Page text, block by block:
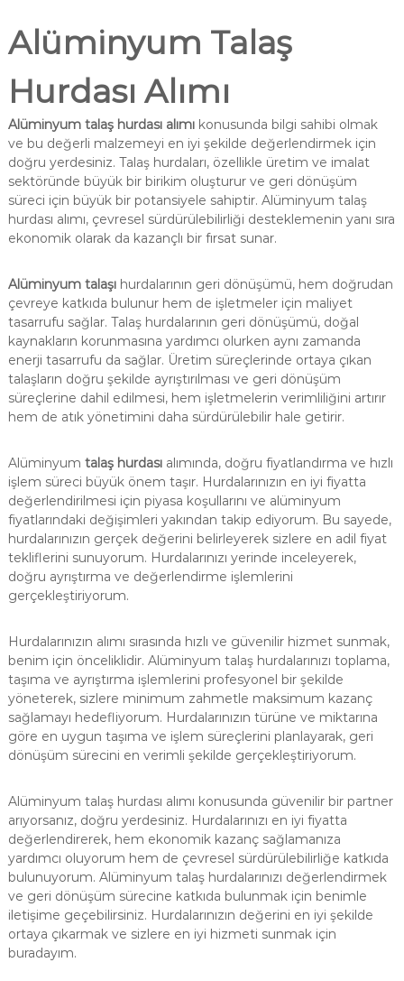
Alüminyum Talaş
Hurdası Alımı
Alüminyum talaş hurdası alımıkonusunda bilgi sahibi olmak
ve bu değerli malzemeyi en iyi şekilde değerlendirmek için
doğru yerdesiniz. Talaş hurdaları, özellikle üretim ve imalat
sektöründe büyük bir birikim oluşturur ve geri dönüşüm
süreci için büyük bir potansiyele sahiptir. Alüminyum talaş
hurdası alımı, çevresel sürdürülebilirliği desteklemenin yanı sıra
ekonomik olarak da kazançlı bir fırsat sunar.
Alüminyum talaşıhurdalarının geri dönüşümü, hem doğrudan
çevreye katkıda bulunur hem de işletmeler için maliyet
tasarrufu sağlar. Talaş hurdalarının geri dönüşümü, doğal
kaynakların korunmasına yardımcı olurken aynı zamanda
enerji tasarrufu da sağlar. Üretim süreçlerinde ortaya çıkan
talaşların doğru şekilde ayrıştırılması ve geri dönüşüm
süreçlerine dahil edilmesi, hem işletmelerin verimliliğini artırır
hem de atık yönetimini daha sürdürülebilir hale getirir.
Alüminyum talaş hurdasıalımında, doğru fiyatlandırma ve hızlı
işlem süreci büyük önem taşır. Hurdalarınızın en iyi fiyatta
değerlendirilmesi için piyasa koşullarını ve alüminyum
fiyatlarındaki değişimleri yakından takip ediyorum. Bu sayede,
hurdalarınızın gerçek değerini belirleyerek sizlere en adil fiyat
tekliflerini sunuyorum. Hurdalarınızı yerinde inceleyerek,
doğru ayrıştırma ve değerlendirme işlemlerini
gerçekleştiriyorum.
Hurdalarınızın alımı sırasında hızlı ve güvenilir hizmet sunmak,
benim için önceliklidir. Alüminyum talaş hurdalarınızı toplama,
taşıma ve ayrıştırma işlemlerini profesyonel bir şekilde
yöneterek, sizlere minimum zahmetle maksimum kazanç
sağlamayı hedefliyorum. Hurdalarınızın türüne ve miktarına
göre en uygun taşıma ve işlem süreçlerini planlayarak, geri
dönüşüm sürecini en verimli şekilde gerçekleştiriyorum.
Alüminyum talaş hurdası alımı konusunda güvenilir bir partner
arıyorsanız, doğru yerdesiniz. Hurdalarınızı en iyi fiyatta
değerlendirerek, hem ekonomik kazanç sağlamanıza
yardımcı oluyorum hem de çevresel sürdürülebilirliğe katkıda
bulunuyorum. Alüminyum talaş hurdalarınızı değerlendirmek
ve geri dönüşüm sürecine katkıda bulunmak için benimle
iletişime geçebilirsiniz. Hurdalarınızın değerini en iyi şekilde
ortaya çıkarmak ve sizlere en iyi hizmeti sunmak için
buradayım.